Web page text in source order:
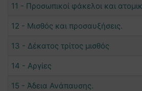
11 - Προσωπικοί φάκελοι και
12 - Μισθός και προσαυξήσεις.
13 - Δέκατος τρίτος μισθός
14 - Αργίες
15 - Άδεια Ανάπαυσης.